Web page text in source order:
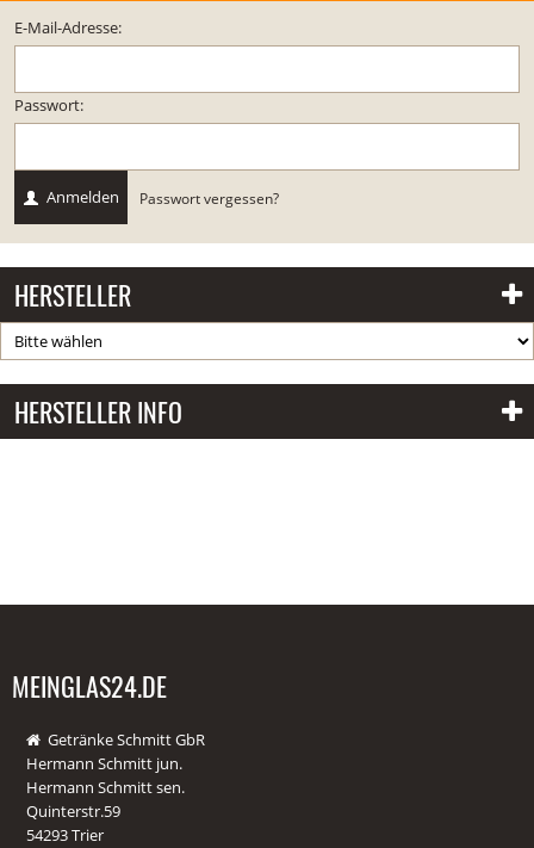
E-Mail-Adresse:
Passwort:
Anmelden Passwort vergessen?
HERSTELLER
HERSTELLER INFO
MEINGLAS24.DE
Getränke Schmitt GbR
Hermann Schmitt jun.
Hermann Schmitt sen.
Quinterstr.59
54293 Trier